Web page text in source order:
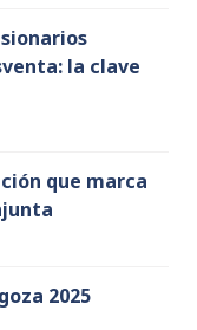
la clave
que marca
2025